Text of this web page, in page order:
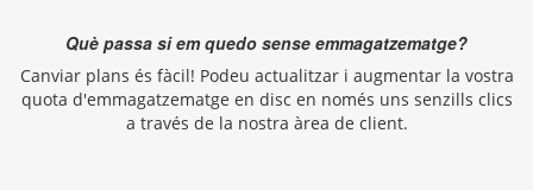
Què passa si em quedo sense emmagatzematge?
Canviar plans és fàcil! Podeu actualitzar i augmentar la vostra
quota d'emmagatzematge en disc en només uns senzills clics
a través de la nostra àrea de client.